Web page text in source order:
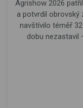
Agrishow 2026
a potvrdil obrovský
navštívilo téměř
dobu nezastavil